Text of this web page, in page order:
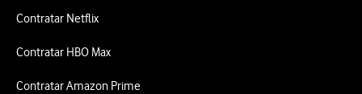
Contratar Netflix
Contratar HBO Max
Contratar Amazon Prime